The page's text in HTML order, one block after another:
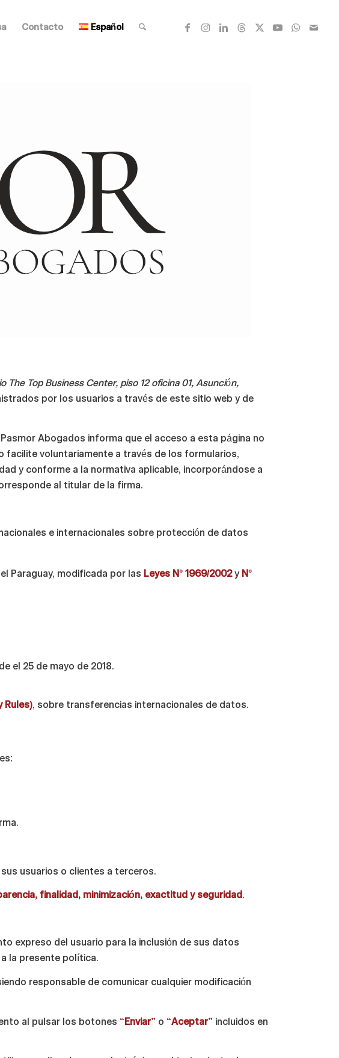
Contacto Español
The Top Business Center, piso 12 oficina 01, Asunción,
por los usuarios a través de este sitio web y de
Pasmor Abogados informa que el acceso a esta página no
facilite voluntariamente a través de los formularios,
y conforme a la normativa aplicable, incorporándose a
al titular de la firma.
e internacionales sobre protección de datos
Paraguay, modificada por las Leyes N° 1969/2002y N°
el 25 de mayo de 2018.
Rules), sobre transferencias internacionales de datos.
usuarios o clientes a terceros.
finalidad, minimización, exactitud y seguridad.
expreso del usuario para la inclusión de sus datos
la presente política.
responsable de comunicar cualquier modificación
al pulsar los botones “Enviar” o “Aceptar” incluidos en